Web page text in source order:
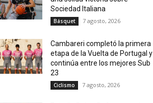
Sociedad Italiana
Básquet 7 agosto, 2026
Cambareri completó la primera
etapa de la Vuelta de Portugal y
continúa entre los mejores Sub
23
Ciclismo 7 agosto, 2026